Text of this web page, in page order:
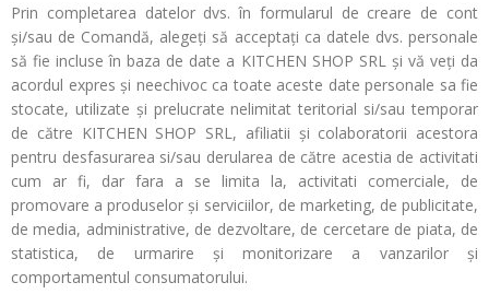
Prin completarea datelor dvs. în formularul de creare de cont
și/sau de Comandă, alegeți să acceptați ca datele dvs. personale
să fie incluse în baza de date a KITCHEN SHOP SRL şi vă veți da
acordul expres şi neechivoc ca toate aceste date personale sa fie
stocate, utilizate şi prelucrate nelimitat teritorial si/sau temporar
de către KITCHEN SHOP SRL, afiliatii şi colaboratorii acestora
pentru desfasurarea si/sau derularea de către acestia de activitati
cum ar fi, dar fara a se limita la, activitati comerciale, de
promovare a produselor şi serviciilor, de marketing, de publicitate,
de media, administrative, de dezvoltare, de cercetare de piata, de
statistica, de urmarire şi monitorizare a vanzarilor şi
comportamentul consumatorului.